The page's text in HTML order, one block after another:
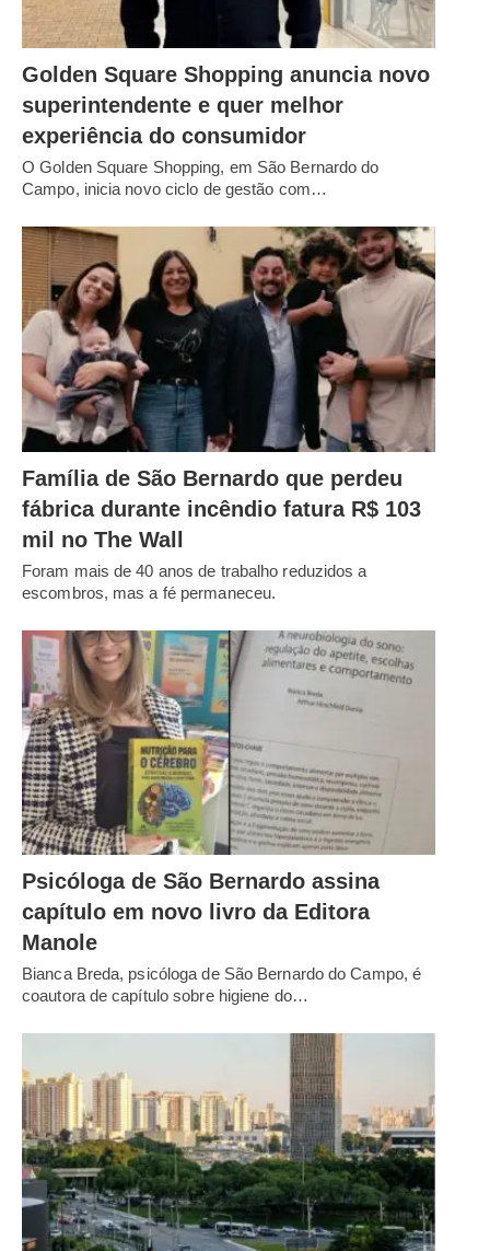
Golden Square Shopping anuncia novo
superintendente e quer melhor
experiência do consumidor
O Golden Square Shopping, em São Bernardo do
Campo, inicia novo ciclo de gestão com…
Família de São Bernardo que perdeu
fábrica durante incêndio fatura R$ 103
mil no The Wall
Foram mais de 40 anos de trabalho reduzidos a
escombros, mas a fé permaneceu.
Psicóloga de São Bernardo assina
capítulo em novo livro da Editora
Manole
Bianca Breda, psicóloga de São Bernardo do Campo, é
coautora de capítulo sobre higiene do…